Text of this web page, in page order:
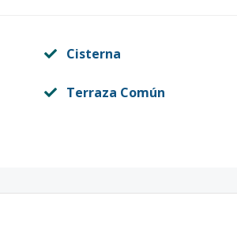
Cisterna
Terraza Común